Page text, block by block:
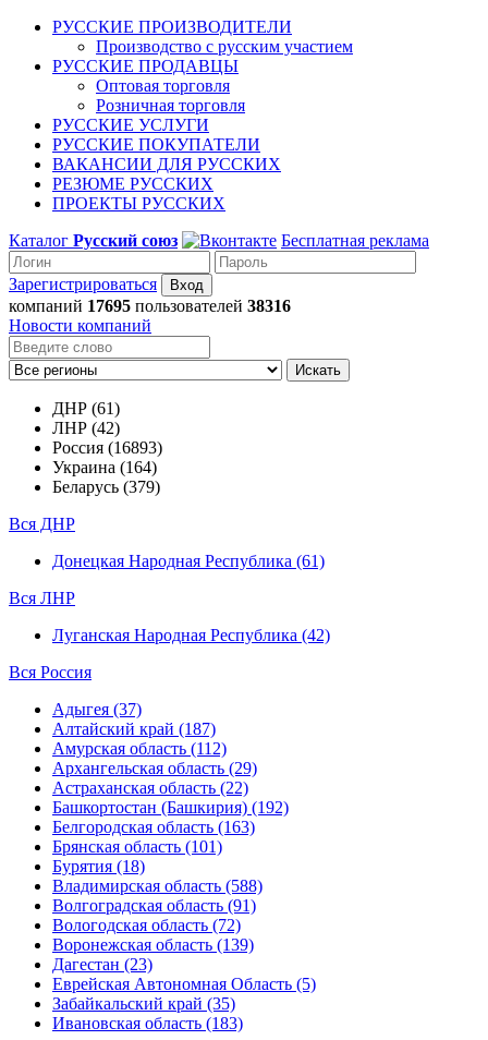
РУССКИЕ ПРОИЗВОДИТЕЛИ
Производство с русским участием
РУССКИЕ ПРОДАВЦЫ
Оптовая торговля
Розничная торговля
РУССКИЕ УСЛУГИ
РУССКИЕ ПОКУПАТЕЛИ
ВАКАНСИИ ДЛЯ РУССКИХ
РЕЗЮМЕ РУССКИХ
ПРОЕКТЫ РУССКИХ
Каталог Русский союз Бесплатная реклама
Зарегистрироваться
компаний 17695 пользователей 38316
Новости компаний
Искать
ДНР (61)
ЛНР (42)
Россия (16893)
Украина (164)
Беларусь (379)
Вся ДНР
Донецкая Народная Республика (61)
Вся ЛНР
Луганская Народная Республика (42)
Вся Россия
Адыгея (37)
Алтайский край (187)
Амурская область (112)
Архангельская область (29)
Астраханская область (22)
Башкортостан (Башкирия) (192)
Белгородская область (163)
Брянская область (101)
Бурятия (18)
Владимирская область (588)
Волгоградская область (91)
Вологодская область (72)
Воронежская область (139)
Дагестан (23)
Еврейская Автономная Область (5)
Забайкальский край (35)
Ивановская область (183)